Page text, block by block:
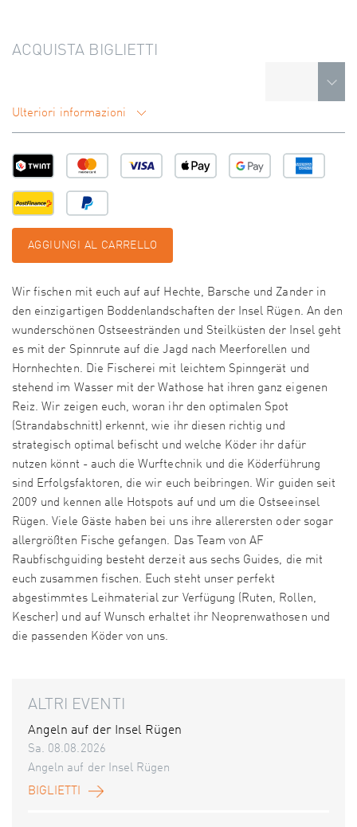
ACQUISTA BIGLIETTI
Ulteriori informazioni
AGGIUNGI AL CARRELLO
Wir fischen mit euch auf auf Hechte, Barsche und Zander in
den einzigartigen Boddenlandschaften der Insel Rügen. An den
wunderschönen Ostseestränden und Steilküsten der Insel geht
es mit der Spinnrute auf die Jagd nach Meerforellen und
Hornhechten. Die Fischerei mit leichtem Spinngerät und
stehend im Wasser mit der Wathose hat ihren ganz eigenen
Reiz. Wir zeigen euch, woran ihr den optimalen Spot
(Strandabschnitt) erkennt, wie ihr diesen richtig und
strategisch optimal befischt und welche Köder ihr dafür
nutzen könnt - auch die Wurftechnik und die Köderführung
sind Erfolgsfaktoren, die wir euch beibringen. Wir guiden seit
2009 und kennen alle Hotspots auf und um die Ostseeinsel
Rügen. Viele Gäste haben bei uns ihre allerersten oder sogar
allergrößten Fische gefangen. Das Team von AF
Raubfischguiding besteht derzeit aus sechs Guides, die mit
euch zusammen fischen. Euch steht unser perfekt
abgestimmtes Leihmaterial zur Verfügung (Ruten, Rollen,
Kescher) und auf Wunsch erhaltet ihr Neoprenwathosen und
die passenden Köder von uns.
ALTRI EVENTI
Angeln auf der Insel Rügen
Sa. 08.08.2026
Angeln auf der Insel Rügen
BIGLIETTI